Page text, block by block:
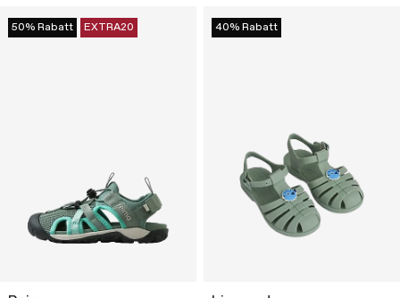
50% Rabatt EXTRA20 40% Rabatt